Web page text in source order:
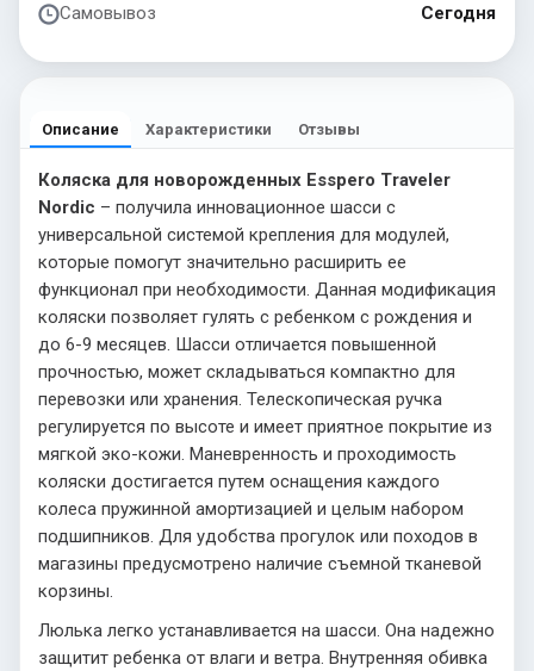
Самовывоз Сегодня
Описание Характеристики Отзывы
Коляска для новорожденных Esspero Traveler
Nordic – получила инновационное шасси с
универсальной системой крепления для модулей,
которые помогут значительно расширить ее
функционал при необходимости. Данная модификация
коляски позволяет гулять с ребенком с рождения и
до 6-9 месяцев. Шасси отличается повышенной
прочностью, может складываться компактно для
перевозки или хранения. Телескопическая ручка
регулируется по высоте и имеет приятное покрытие из
мягкой эко-кожи. Маневренность и проходимость
коляски достигается путем оснащения каждого
колеса пружинной амортизацией и целым набором
подшипников. Для удобства прогулок или походов в
магазины предусмотрено наличие съемной тканевой
корзины.
Люлька легко устанавливается на шасси. Она надежно
защитит ребенка от влаги и ветра. Внутренняя обивка